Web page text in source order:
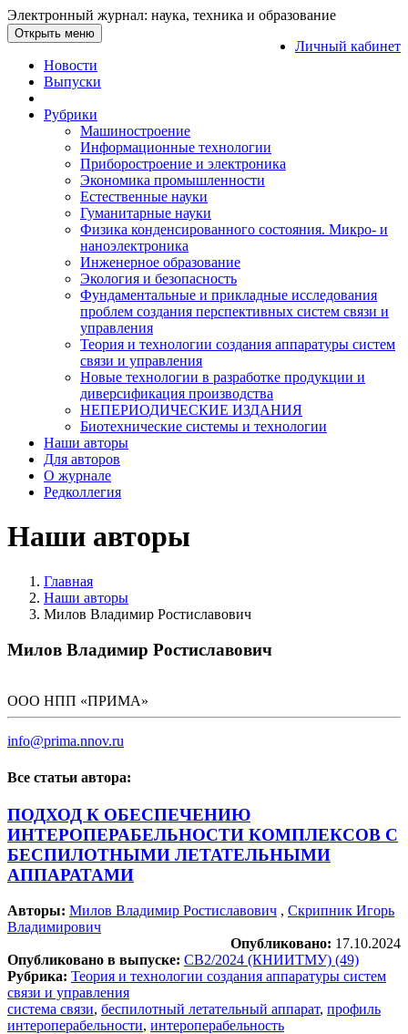
Электронный журнал: наука, техника и образование
Личный кабинет
Открыть меню
Новости
Выпуски
Рубрики
Машиностроение
Информационные технологии
Приборостроение и электроника
Экономика промышленности
Естественные науки
Гуманитарные науки
Физика конденсированного состояния. Микро- и
наноэлектроника
Инженерное образование
Экология и безопасность
Фундаментальные и прикладные исследования
проблем создания перспективных систем связи и
управления
Теория и технологии создания аппаратуры систем
связи и управления
Новые технологии в разработке продукции и
диверсификация производства
НЕПЕРИОДИЧЕСКИЕ ИЗДАНИЯ
Биотехнические системы и технологии
Наши авторы
Для авторов
О журнале
Редколлегия
Наши авторы
Главная
Наши авторы
Милов Владимир Ростиславович
Милов Владимир Ростиславович
ООО НПП «ПРИМА»
info@prima.nnov.ru
Все статьи автора:
ПОДХОД К ОБЕСПЕЧЕНИЮ
ИНТЕРОПЕРАБЕЛЬНОСТИ КОМПЛЕКСОВ С
БЕСПИЛОТНЫМИ ЛЕТАТЕЛЬНЫМИ
АППАРАТАМИ
Авторы: Милов Владимир Ростиславович , Скрипник Игорь
Владимирович
Опубликовано: 17.10.2024
Опубликовано в выпуске: СВ2/2024 (КНИИТМУ) (49)
Рубрика: Теория и технологии создания аппаратуры систем
связи и управления
система связи, беспилотный летательный аппарат, профиль
интероперабельности, интероперабельность